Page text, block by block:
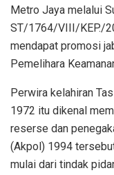
Metro Jaya melalui
ST/1764/VIII/KEP./
mendapat promosi
Pemelihara
Perwira kelahiran
1972 itu dikenal
reserse dan
(Akpol) 1994
mulai dari tindak